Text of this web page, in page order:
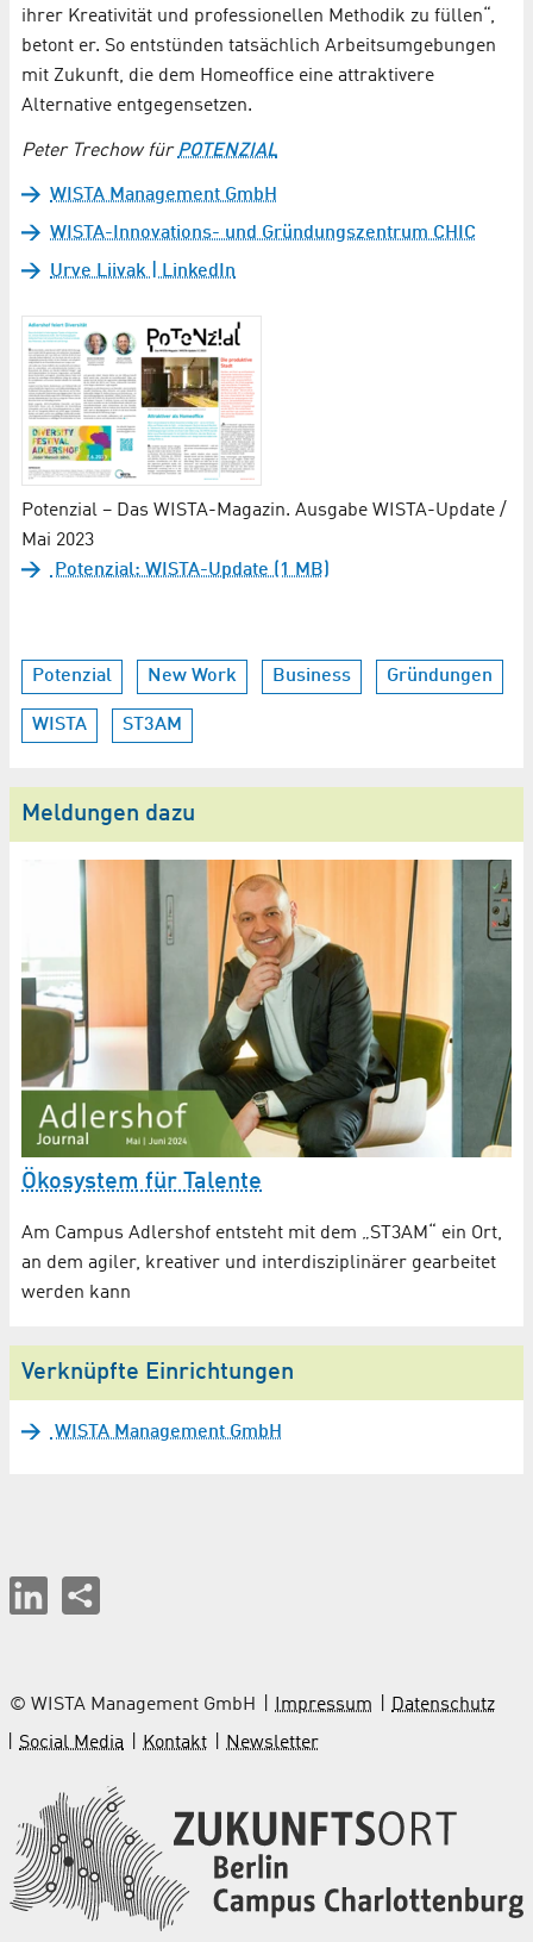
ihrer Kreativität und professionellen Methodik zu füllen“,
betont er. So entstünden tatsächlich Arbeitsumgebungen
mit Zukunft, die dem Homeoffice eine attraktivere
Alternative entgegensetzen.
Peter Trechow fürPOTENZIAL
WISTA Management GmbH
WISTA-Innovations- und Gründungszentrum CHIC
Urve Liivak | LinkedIn
Potenzial – Das WISTA-Magazin. Ausgabe WISTA-Update /
Mai 2023
Potenzial: WISTA-Update (1 MB)
Potenzial New Work Business Gründungen
WISTA ST3AM
Meldungen dazu
Ökosystem für Talente
Am Campus Adlershof entsteht mit dem „ST3AM“ ein Ort,
an dem agiler, kreativer und interdisziplinärer gearbeitet
werden kann
Verknüpfte Einrichtungen
WISTA Management GmbH
© WISTA Management GmbH Impressum
Datenschutz
Social Media
Kontakt Newsletter